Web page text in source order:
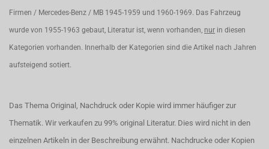
Firmen / Mercedes-Benz / MB 1945-1959 und 1960-1969. Das Fahrzeug
wurde von 1955-1963 gebaut, Literatur ist, wenn vorhanden, nur in diesen
Kategorien vorhanden. Innerhalb der Kategorien sind die Artikel nach Jahren
aufsteigend sotiert.
Das Thema Original, Nachdruck oder Kopie wird immer häufiger zur
Thematik. Wir verkaufen zu 99% original Literatur. Dies wird nicht in den
einzelnen Artikeln in der Beschreibung erwähnt. Nachdrucke oder Kopien